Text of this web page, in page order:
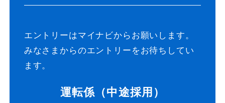
エントリーはマイナビからお願いします。
みなさまからのエントリーをお待ちしてい
ます。
運転係（中途採用）